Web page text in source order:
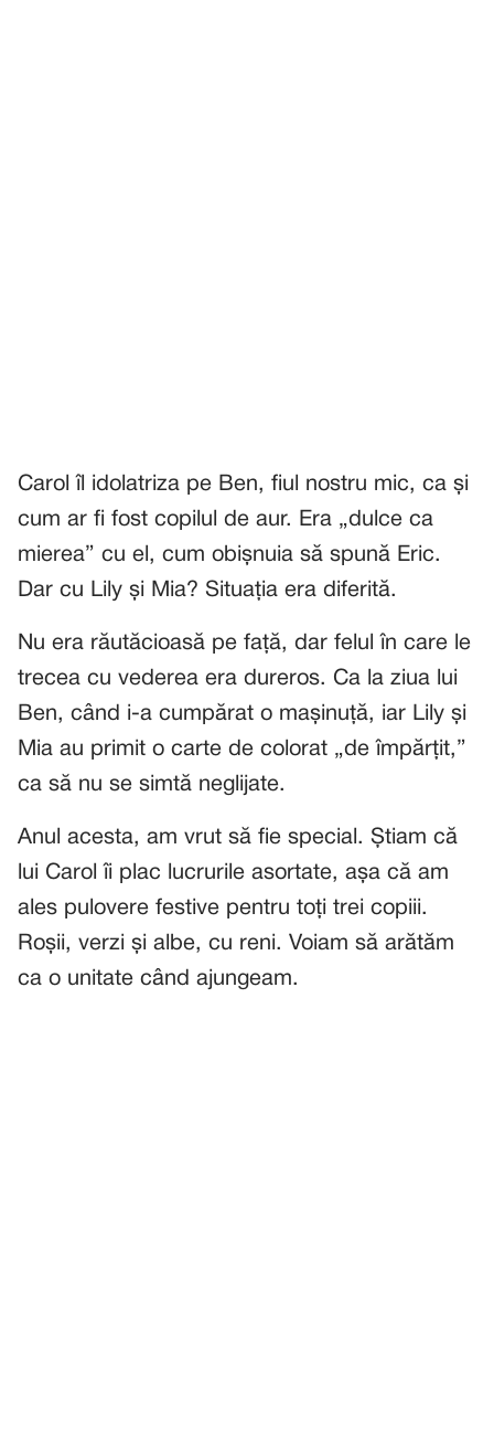
Carol îl idolatriza pe Ben, fiul nostru mic, ca și
cum ar fi fost copilul de aur. Era „dulce ca
mierea” cu el, cum obișnuia să spună Eric.
Dar cu Lily și Mia? Situația era diferită.
Nu era răutăcioasă pe față, dar felul în care le
trecea cu vederea era dureros. Ca la ziua lui
Ben, când i-a cumpărat o mașinuță, iar Lily și
Mia au primit o carte de colorat „de împărțit,”
ca să nu se simtă neglijate.
Anul acesta, am vrut să fie special. Știam că
lui Carol îi plac lucrurile asortate, așa că am
ales pulovere festive pentru toți trei copiii.
Roșii, verzi și albe, cu reni. Voiam să arătăm
ca o unitate când ajungeam.